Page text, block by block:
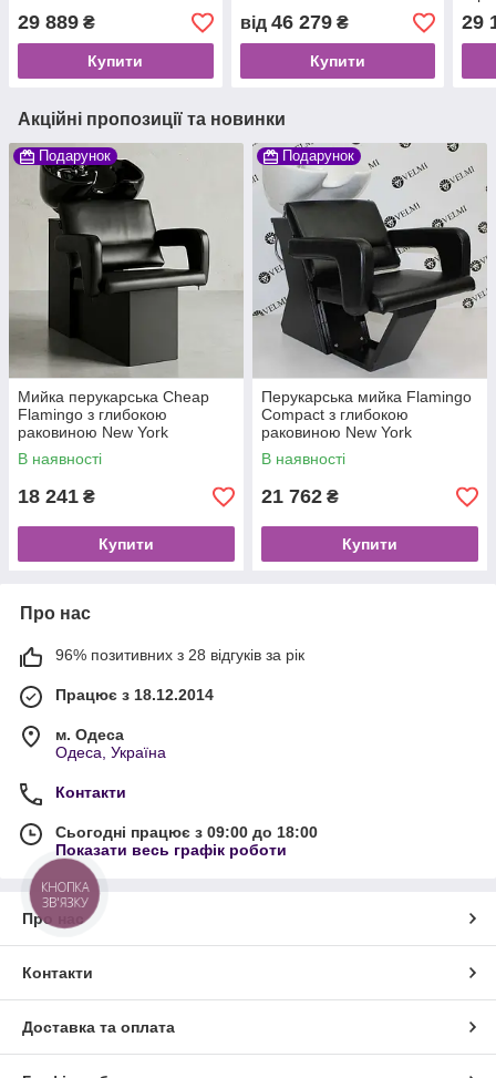
29 889 ₴
Купити
від 46 279₴
Купити
29
Акційні пропозиції та новинки
Подарунок
Мийка перукарська Cheap
Flamingo з глибокою
раковиною New York
В наявності
18 241 ₴
Купити
Подарунок
Перукарська мийка Flamingo
Compact з глибокою
раковиною New York
В наявності
21 762 ₴
Купити
Про нас
96% позитивних з 28 відгуків за рік
Працює з 18.12.2014
м. Одеса
Одеса, Україна
Контакти
Сьогодні працює з 09:00 до 18:00
Показати весь графік роботи
Про нас
Контакти
Доставка та оплата
КНОПКА
ЗВ'ЯЗКУ